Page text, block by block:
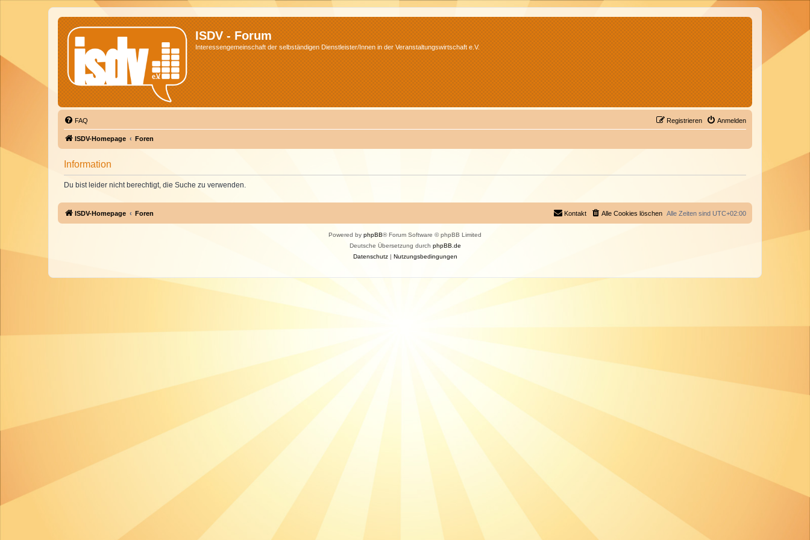
ISDV - Forum
Interessengemeinschaft der selbständigen Dienstleister/Innen in der Veranstaltungswirtschaft e.V.
FAQ Anmelden
Registrieren
ISDV-Homepage Foren
Information
Du bist leider nicht berechtigt, die Suche zu verwenden.
ISDV-Homepage Foren Alle Zeiten sind UTC+02:00
Alle Cookies löschen
Kontakt
Powered by phpBB® Forum Software © phpBB Limited
Deutsche Übersetzung durch phpBB.de
Datenschutz| Nutzungsbedingungen